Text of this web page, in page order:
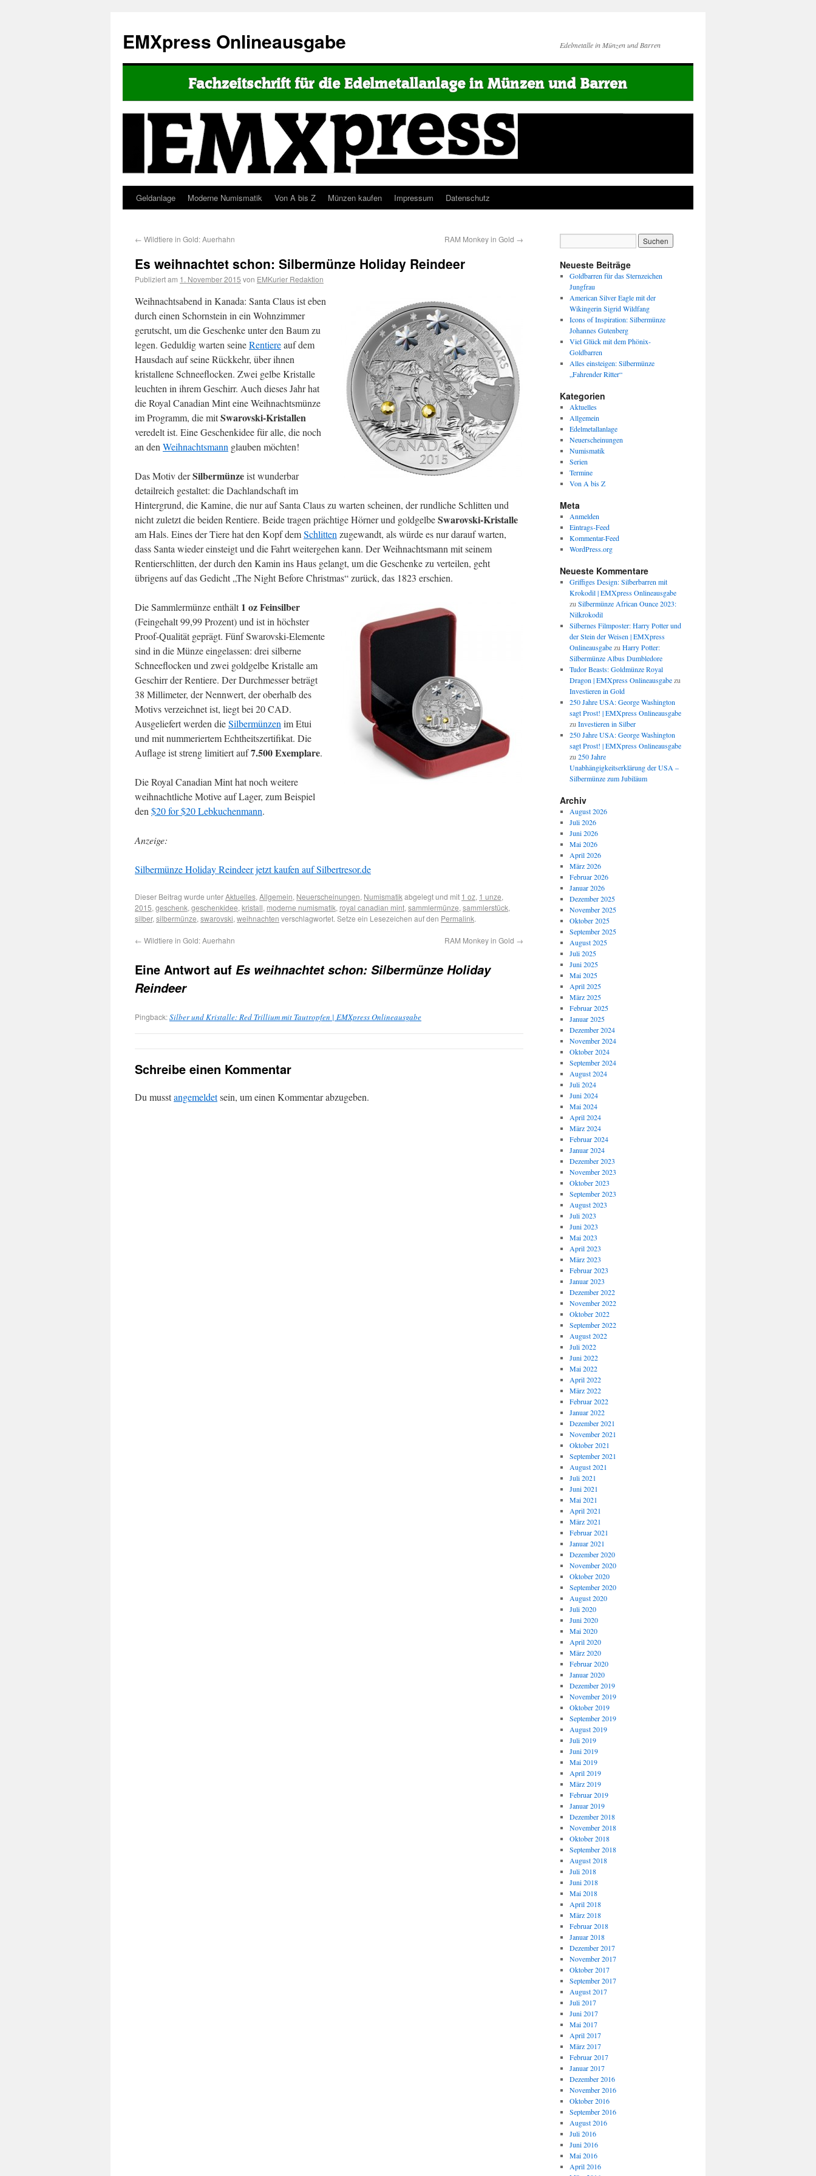
EMXpress Onlineausgabe Edelmetalle in Münzen und Barren
Geldanlage Moderne Numismatik Von A bis Z Münzen kaufen Impressum Datenschutz
← Wildtiere in Gold: Auerhahn RAM Monkey in Gold →
Es weihnachtet schon: Silbermünze Holiday Reindeer
Publiziert am 1. November 2015 von EMKurier Redaktion
Weihnachtsabend in Kanada: Santa Claus ist eben
durch einen Schornstein in ein Wohnzimmer
gerutscht, um die Geschenke unter den Baum zu
legen. Geduldig warten seineRentiereauf dem
Hausdach auf seine Rückkehr, über ihnen
kristallene Schneeflocken. Zwei gelbe Kristalle
leuchten in ihrem Geschirr. Auch dieses Jahr hat
die Royal Canadian Mint eine Weihnachtsmünze
im Programm, die mitSwarovski-Kristallen
veredelt ist. Eine Geschenkidee für alle, die noch
an den Weihnachtsmann glauben möchten!
Das Motiv derSilbermünzeist wunderbar
detailreich gestaltet: die Dachlandschaft im
Hintergrund, die Kamine, die nur auf Santa Claus zu warten scheinen, der rundliche Schlitten und
nicht zuletzt die beiden Rentiere. Beide tragen prächtige Hörner und goldgelbeSwarovski-Kristalle
am Hals. Eines der Tiere hat den Kopf demSchlitten zugewandt, als würde es nur darauf warten,
dass Santa wieder einsteigt und die Fahrt weitergehen kann. Der Weihnachtsmann mit seinem
Rentierschlitten, der durch den Kamin ins Haus gelangt, um die Geschenke zu verteilen, geht
übrigens auf das Gedicht „The Night Before Christmas“ zurück, das 1823 erschien.
Die Sammlermünze enthält1 oz Feinsilber
(Feingehalt 99,99 Prozent) und ist in höchster
Proof-Qualität geprägt. Fünf Swarovski-Elemente
sind in die Münze eingelassen: drei silberne
Schneeflocken und zwei goldgelbe Kristalle am
Geschirr der Rentiere. Der Durchmesser beträgt
38 Millimeter, der Nennwert, der oberhalb des
Motivs verzeichnet ist, liegt bei 20 CAD.
Ausgeliefert werden dieSilbermünzen im Etui
und mit nummeriertem Echtheitszertifikat. Die
Auflage ist streng limitiert auf7.500 Exemplare.
Die Royal Canadian Mint hat noch weitere
weihnachtliche Motive auf Lager, zum Beispiel
den $20 for $20 Lebkuchenmann.
Anzeige:
Silbermünze Holiday Reindeer jetzt kaufen auf Silbertresor.de
Dieser Beitrag wurde unterAktuelles, Allgemein, Neuerscheinungen, Numismatikabgelegt und mit 1 oz, 1 unze,
2015, geschenk, geschenkidee, kristall, moderne numismatik, royal canadian mint, sammlermünze, sammlerstück,
silber, silbermünze, swarovski, weihnachten verschlagwortet. Setze ein Lesezeichen auf den Permalink.
← Wildtiere in Gold: Auerhahn RAM Monkey in Gold →
Eine Antwort auf Es weihnachtet schon: Silbermünze Holiday
Reindeer
Pingback:Silber und Kristalle: Red Trillium mit Tautropfen | EMXpress Onlineausgabe
Schreibe einen Kommentar
Du musstangemeldetsein, um einen Kommentar abzugeben.
Neueste Beiträge
Goldbarren für das Sternzeichen
Jungfrau
American Silver Eagle mit der
Wikingerin Sigrid Wildfang
Icons of Inspiration: Silbermünze
Johannes Gutenberg
Viel Glück mit dem Phönix-
Goldbarren
Alles einsteigen: Silbermünze
„Fahrender Ritter“
Kategorien
Aktuelles
Allgemein
Edelmetallanlage
Neuerscheinungen
Numismatik
Serien
Termine
Von A bis Z
Meta
Anmelden
Eintrags-Feed
Kommentar-Feed
WordPress.org
Neueste Kommentare
Griffiges Design: Silberbarren mit
Krokodil | EMXpress Onlineausgabe
zu Silbermünze African Ounce 2023:
Nilkrokodil
Silbernes Filmposter: Harry Potter und
der Stein der Weisen | EMXpress
Onlineausgabezu Harry Potter:
Silbermünze Albus Dumbledore
Tudor Beasts: Goldmünze Royal
Dragon | EMXpress Onlineausgabezu
Investieren in Gold
250 Jahre USA: George Washington
sagt Prost! | EMXpress Onlineausgabe
zu Investieren in Silber
250 Jahre USA: George Washington
sagt Prost! | EMXpress Onlineausgabe
zu 250 Jahre
Unabhängigkeitserklärung der USA –
Silbermünze zum Jubiläum
Archiv
August 2026
Juli 2026
Juni 2026
Mai 2026
April 2026
März 2026
Februar 2026
Januar 2026
Dezember 2025
November 2025
Oktober 2025
September 2025
August 2025
Juli 2025
Juni 2025
Mai 2025
April 2025
März 2025
Februar 2025
Januar 2025
Dezember 2024
November 2024
Oktober 2024
September 2024
August 2024
Juli 2024
Juni 2024
Mai 2024
April 2024
März 2024
Februar 2024
Januar 2024
Dezember 2023
November 2023
Oktober 2023
September 2023
August 2023
Juli 2023
Juni 2023
Mai 2023
April 2023
März 2023
Februar 2023
Januar 2023
Dezember 2022
November 2022
Oktober 2022
September 2022
August 2022
Juli 2022
Juni 2022
Mai 2022
April 2022
März 2022
Februar 2022
Januar 2022
Dezember 2021
November 2021
Oktober 2021
September 2021
August 2021
Juli 2021
Juni 2021
Mai 2021
April 2021
März 2021
Februar 2021
Januar 2021
Dezember 2020
November 2020
Oktober 2020
September 2020
August 2020
Juli 2020
Juni 2020
Mai 2020
April 2020
März 2020
Februar 2020
Januar 2020
Dezember 2019
November 2019
Oktober 2019
September 2019
August 2019
Juli 2019
Juni 2019
Mai 2019
April 2019
März 2019
Februar 2019
Januar 2019
Dezember 2018
November 2018
Oktober 2018
September 2018
August 2018
Juli 2018
Juni 2018
Mai 2018
April 2018
März 2018
Februar 2018
Januar 2018
Dezember 2017
November 2017
Oktober 2017
September 2017
August 2017
Juli 2017
Juni 2017
Mai 2017
April 2017
März 2017
Februar 2017
Januar 2017
Dezember 2016
November 2016
Oktober 2016
September 2016
August 2016
Juli 2016
Juni 2016
Mai 2016
April 2016